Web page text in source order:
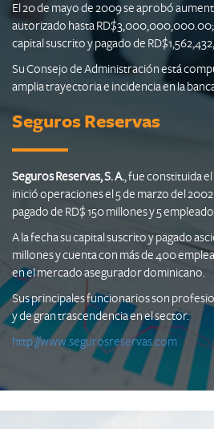
El 20 de mayo de 2009 se aprobó
autorizado hasta
capital suscrito y pagado de
Su Consejo de Administración está
amplia trayectoria e incidencia en la
Seguros Reservas
Seguros Reservas, S. A., fue constituida
inició operaciones el 5 de marzo del
pagado de RD$ 150 millones y 5
A la fecha su capital suscrito y pagado
millones y cuenta con más de 400
en el mercado asegurador dominicano.
Sus principales funcionarios son
y de gran trascendencia en el sector.
http://www.segurosreservas.com